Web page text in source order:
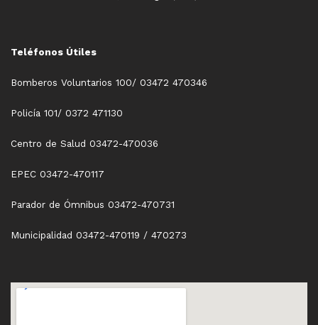
Teléfonos Útiles
Bomberos Voluntarios 100/ 03472 470346
Policía 101/ 0372 471130
Centro de Salud 03472-470036
EPEC 03472-470117
Parador de Ómnibus 03472-470731
Municipalidad 03472-470119 / 470273